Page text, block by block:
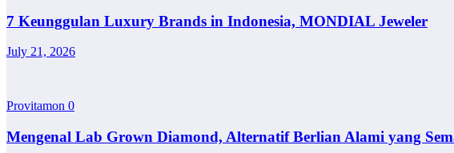
7 Keunggulan Luxury Brands in Indonesia, MONDIAL Jeweler
July 21, 2026
Provitamon 0
Mengenal Lab Grown Diamond, Alternatif Berlian Alami yang